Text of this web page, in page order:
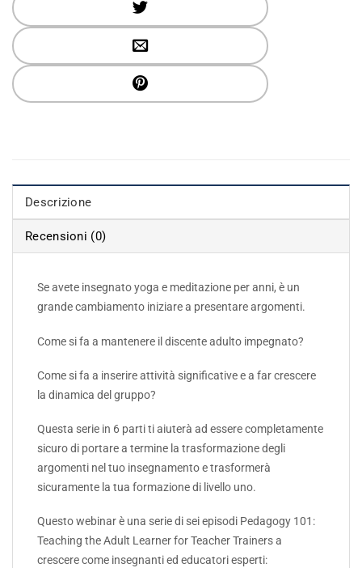
Descrizione
Recensioni (0)
Se avete insegnato yoga e meditazione per anni, è un
grande cambiamento iniziare a presentare argomenti.
Come si fa a mantenere il discente adulto impegnato?
Come si fa a inserire attività significative e a far crescere
la dinamica del gruppo?
Questa serie in 6 parti ti aiuterà ad essere completamente
sicuro di portare a termine la trasformazione degli
argomenti nel tuo insegnamento e trasformerà
sicuramente la tua formazione di livello uno.
Questo webinar è una serie di sei episodi Pedagogy 101:
Teaching the Adult Learner for Teacher Trainers a
crescere come insegnanti ed educatori esperti: